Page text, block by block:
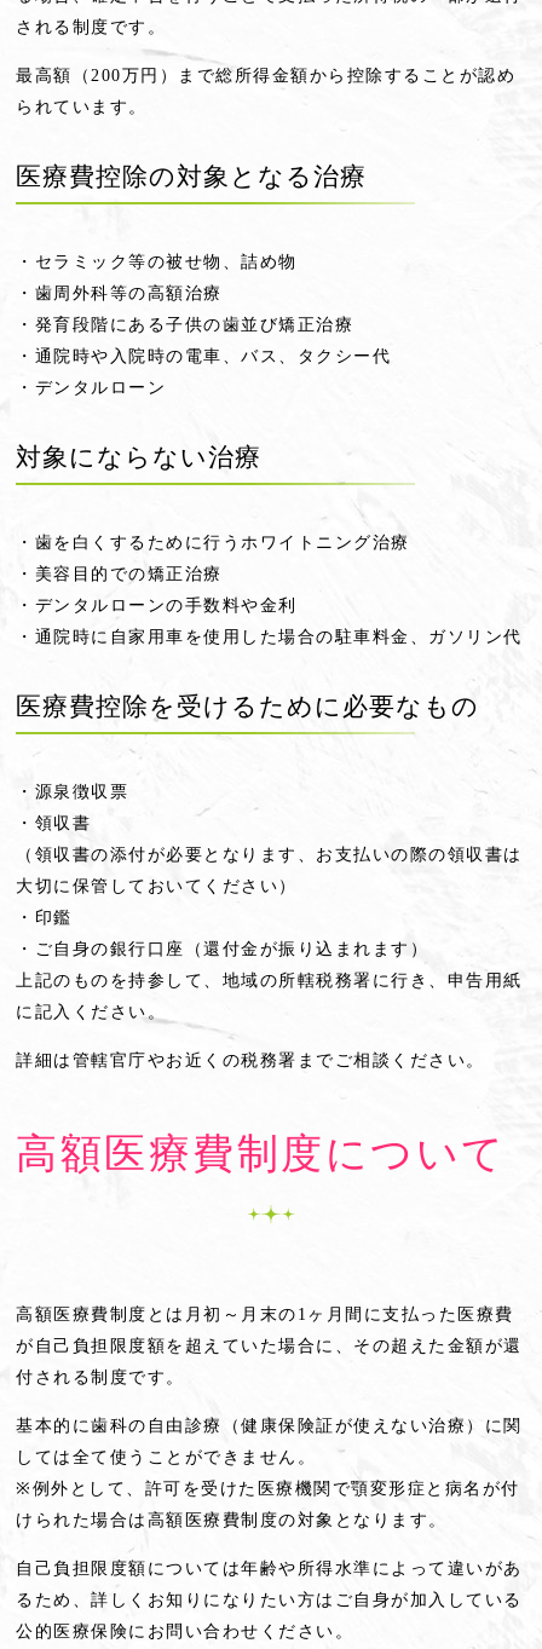
される制度です。
最高額（200万円）まで総所得金額から控除することが認め
られています。
医療費控除の対象となる治療
・セラミック等の被せ物、詰め物
・歯周外科等の高額治療
・発育段階にある子供の歯並び矯正治療
・通院時や入院時の電車、バス、タクシー代
・デンタルローン
対象にならない治療
・歯を白くするために行うホワイトニング治療
・美容目的での矯正治療
・デンタルローンの手数料や金利
・通院時に自家用車を使用した場合の駐車料金、ガソリン代
医療費控除を受けるために必要なもの
・源泉徴収票
・領収書
（領収書の添付が必要となります、お支払いの際の領収書は
大切に保管しておいてください）
・印鑑
・ご自身の銀行口座（還付金が振り込まれます）
上記のものを持参して、地域の所轄税務署に行き、申告用紙
に記入ください。
詳細は管轄官庁やお近くの税務署までご相談ください。
高額医療費制度について
高額医療費制度とは月初～月末の1ヶ月間に支払った医療費
が自己負担限度額を超えていた場合に、その超えた金額が還
付される制度です。
基本的に歯科の自由診療（健康保険証が使えない治療）に関
しては全て使うことができません。
※例外として、許可を受けた医療機関で顎変形症と病名が付
けられた場合は高額医療費制度の対象となります。
自己負担限度額については年齢や所得水準によって違いがあ
るため、詳しくお知りになりたい方はご自身が加入している
公的医療保険にお問い合わせください。